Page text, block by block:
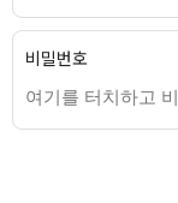
비밀번호